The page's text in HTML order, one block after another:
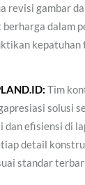
revisi gambar
berharga dalam
kepatuhan
Tim
solusi
dan efisiensi di
detail
standar